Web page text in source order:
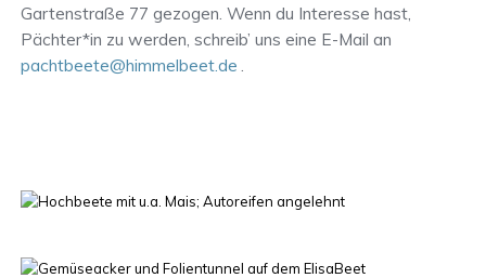
Gartenstraße 77 gezogen. Wenn du Interesse hast,
Pächter*in zu werden, schreib’ uns eine E-Mail an
pachtbeete@himmelbeet.de .